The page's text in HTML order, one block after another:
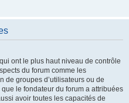
ont le plus haut niveau de contrôle
du forum comme les
de groupes d’utilisateurs ou de
le fondateur du forum a attribuées
avoir toutes les capacités de